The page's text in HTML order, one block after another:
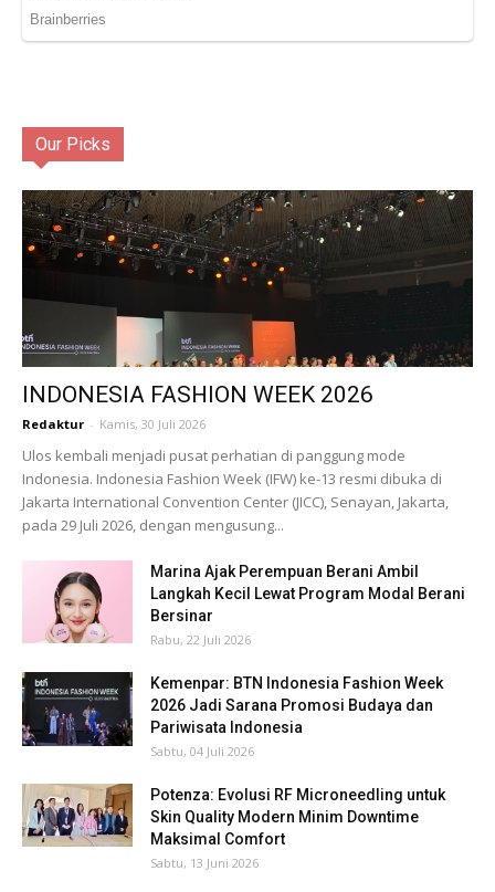
Our Picks
INDONESIA FASHION WEEK 2026
Redaktur - Kamis, 30 Juli 2026
Ulos kembali menjadi pusat perhatian di panggung mode
Indonesia. Indonesia Fashion Week (IFW) ke-13 resmi dibuka di
Jakarta International Convention Center (JICC), Senayan, Jakarta,
pada 29 Juli 2026, dengan mengusung...
Marina Ajak Perempuan Berani Ambil
Langkah Kecil Lewat Program Modal Berani
Bersinar
Rabu, 22 Juli 2026
Kemenpar: BTN Indonesia Fashion Week
2026 Jadi Sarana Promosi Budaya dan
Pariwisata Indonesia
Sabtu, 04 Juli 2026
Potenza: Evolusi RF Microneedling untuk
Skin Quality Modern Minim Downtime
Maksimal Comfort
Sabtu, 13 Juni 2026